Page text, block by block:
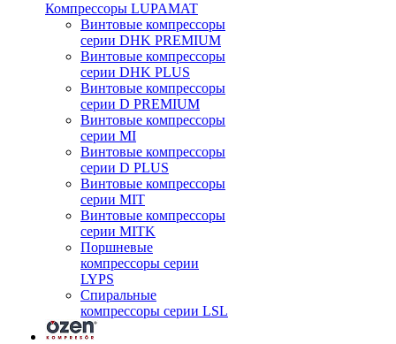
Компрессоры LUPAMAT
Винтовые компрессоры
серии DHK PREMIUM
Винтовые компрессоры
серии DHK PLUS
Винтовые компрессоры
серии D PREMIUM
Винтовые компрессоры
серии MI
Винтовые компрессоры
серии D PLUS
Винтовые компрессоры
серии MIT
Винтовые компрессоры
серии MITK
Поршневые
компрессоры серии
LYPS
Спиральные
компрессоры серии LSL